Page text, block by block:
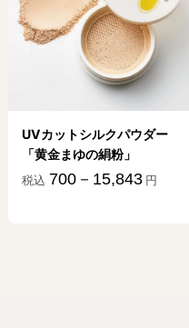
UVカットシルクパウダー
「黄金まゆの絹粉」
700－15,843 円